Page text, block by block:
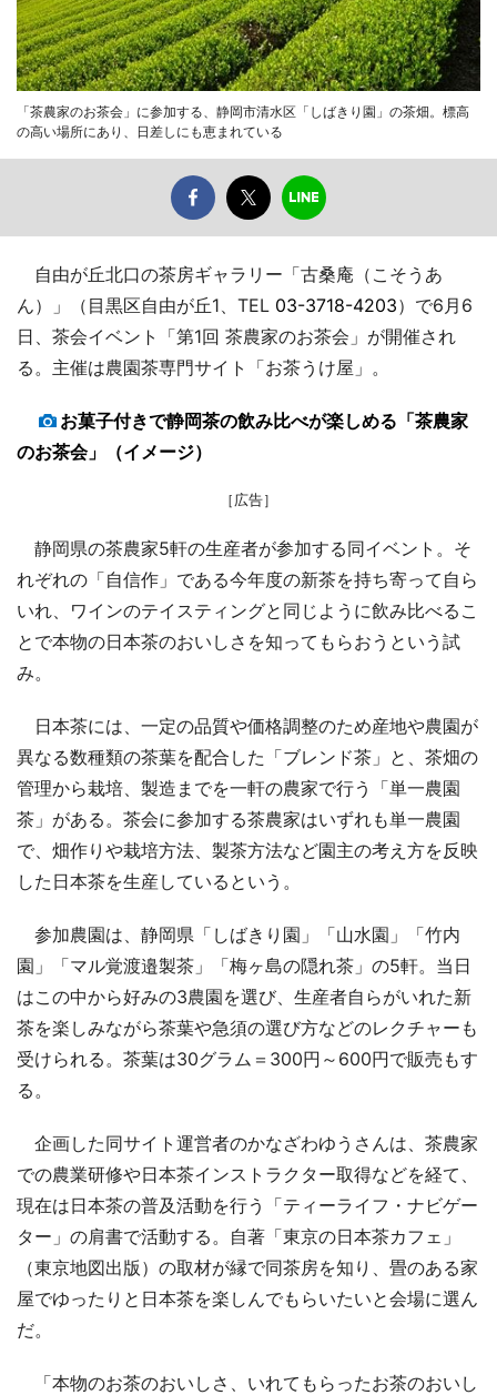
「茶農家のお茶会」に参加する、静岡市清水区「しばきり園」の茶畑。標高
の高い場所にあり、日差しにも恵まれている
自由が丘北口の茶房ギャラリー「古桑庵（こそうあ
ん）」（目黒区自由が丘1、TEL 03-3718-4203）で6月6
日、茶会イベント「第1回 茶農家のお茶会」が開催され
る。主催は農園茶専門サイト「お茶うけ屋」。
お菓子付きで静岡茶の飲み比べが楽しめる「茶農家
のお茶会」（イメージ）
［広告］
静岡県の茶農家5軒の生産者が参加する同イベント。そ
れぞれの「自信作」である今年度の新茶を持ち寄って自ら
いれ、ワインのテイスティングと同じように飲み比べるこ
とで本物の日本茶のおいしさを知ってもらおうという試
み。
日本茶には、一定の品質や価格調整のため産地や農園が
異なる数種類の茶葉を配合した「ブレンド茶」と、茶畑の
管理から栽培、製造までを一軒の農家で行う「単一農園
茶」がある。茶会に参加する茶農家はいずれも単一農園
で、畑作りや栽培方法、製茶方法など園主の考え方を反映
した日本茶を生産しているという。
参加農園は、静岡県「しばきり園」「山水園」「竹内
園」「マル覚渡邉製茶」「梅ヶ島の隠れ茶」の5軒。当日
はこの中から好みの3農園を選び、生産者自らがいれた新
茶を楽しみながら茶葉や急須の選び方などのレクチャーも
受けられる。茶葉は30グラム＝300円～600円で販売もす
る。
企画した同サイト運営者のかなざわゆうさんは、茶農家
での農業研修や日本茶インストラクター取得などを経て、
現在は日本茶の普及活動を行う「ティーライフ・ナビゲー
ター」の肩書で活動する。自著「東京の日本茶カフェ」
（東京地図出版）の取材が縁で同茶房を知り、畳のある家
屋でゆったりと日本茶を楽しんでもらいたいと会場に選ん
だ。
「本物のお茶のおいしさ、いれてもらったお茶のおいし